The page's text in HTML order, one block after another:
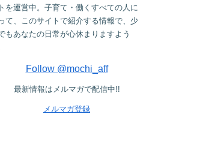
を運営中。子育て・働くすべての人に
て、このサイトで紹介する情報で、少
もあなたの日常が心休まりますよう
Follow @mochi_aff
最新情報はメルマガで配信中!!
メルマガ登録